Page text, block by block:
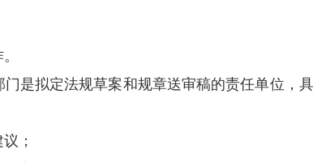
案和规章原则上不作重复规定。法规草